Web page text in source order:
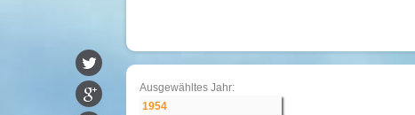
Ausgewähltes Jahr: